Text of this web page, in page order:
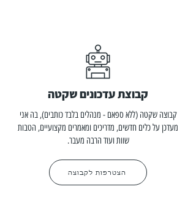
קבוצת עדכונים שקטה
קבוצה שקטה (ללא ספאם - מנהלים בלבד כותבים), בה אני
מעדכן על כלים חדשים, מדריכים ומאמרים מקצועיים, הטבות
שוות ועוד הרבה מעבר.
הצטרפות לקבוצה